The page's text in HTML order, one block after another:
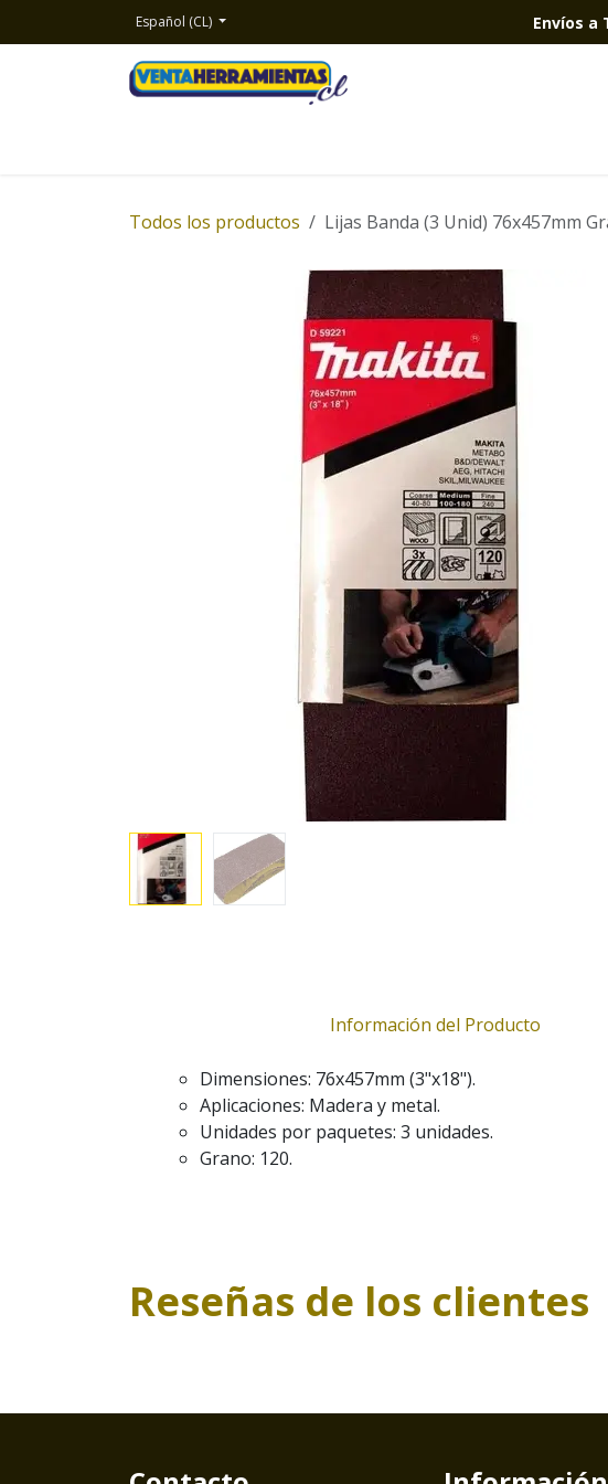
Español (CL) Envíos a
Todos los productos Lijas Banda (3 Unid) 76x457mm
Información del Producto
Dimensiones: 76x457mm (3"x18").
Aplicaciones: Madera y metal.
Unidades por paquetes: 3 unidades.
Grano: 120.
Reseñas de los clientes